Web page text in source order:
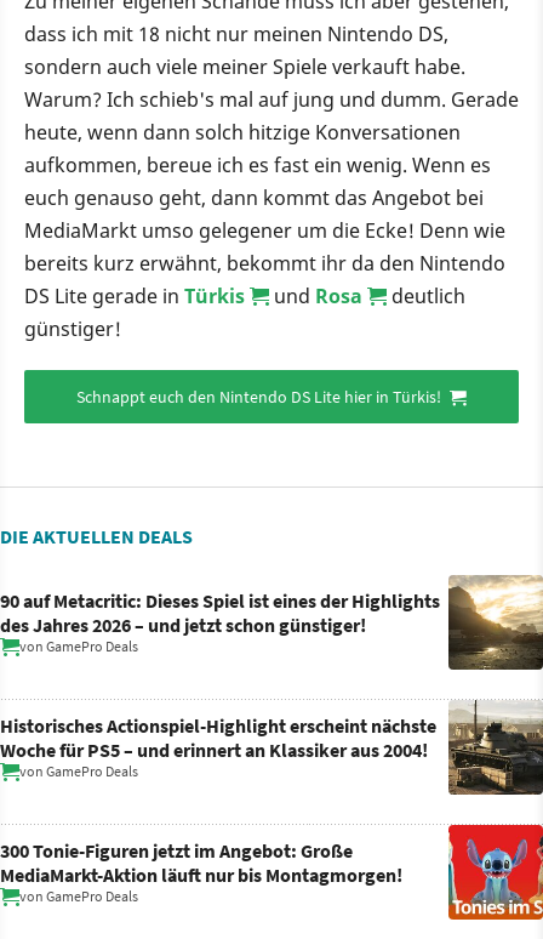
dass ich mit 18 nicht nur meinen Nintendo DS,
sondern auch viele meiner Spiele verkauft habe.
Warum? Ich schieb's mal auf jung und dumm. Gerade
heute, wenn dann solch hitzige Konversationen
aufkommen, bereue ich es fast ein wenig. Wenn es
euch genauso geht, dann kommt das Angebot bei
MediaMarkt umso gelegener um die Ecke! Denn wie
bereits kurz erwähnt, bekommt ihr da den Nintendo
DS Lite gerade in Türkis und Rosa
deutlich
günstiger!
Schnappt euch den Nintendo DS Lite hier in Türkis!
DIE AKTUELLEN DEALS
90 auf Metacritic: Dieses Spiel ist eines der Highlights
des Jahres 2026 – und jetzt schon günstiger!
von GamePro Deals
Historisches Actionspiel-Highlight erscheint nächste
Woche für PS5 – und erinnert an Klassiker aus 2004!
von GamePro Deals
300 Tonie-Figuren jetzt im Angebot: Große
MediaMarkt-Aktion läuft nur bis Montagmorgen!
von GamePro Deals